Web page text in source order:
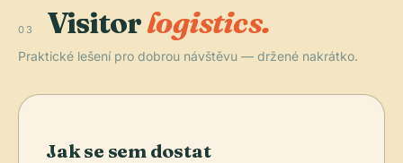
03 Visitorlogistics.
Praktické lešení pro dobrou návštěvu — držené nakrátko.
Jak se sem dostat